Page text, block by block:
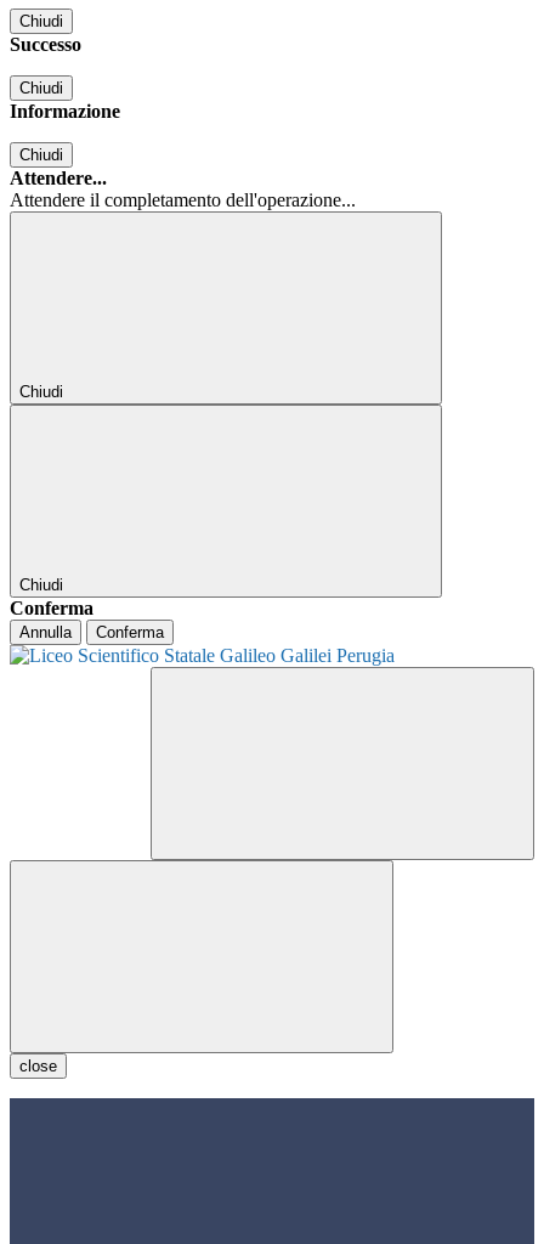
Chiudi
Successo
Chiudi
Informazione
Chiudi
Attendere...
Attendere il completamento dell'operazione...
Chiudi
Chiudi
Conferma
Annulla Conferma
close